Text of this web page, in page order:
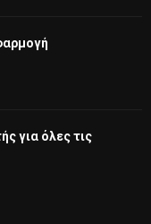
για όλες τις